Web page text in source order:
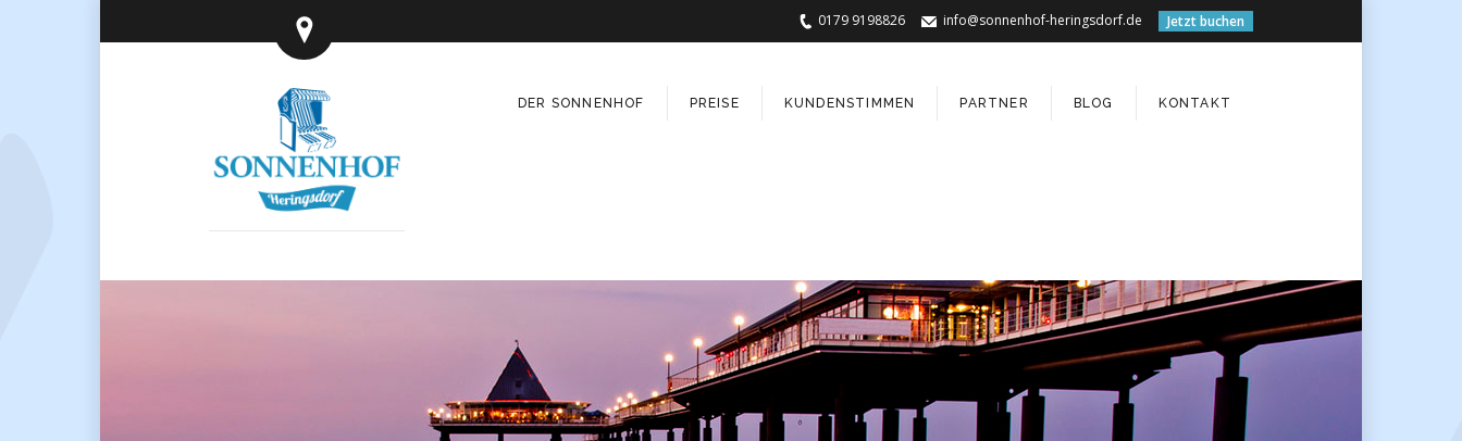
Jetzt buchen
0179 9198826 info@sonnenhof-heringsdorf.de
DER SONNENHOF PREISE KUNDENSTIMMEN PARTNER BLOG KONTAKT